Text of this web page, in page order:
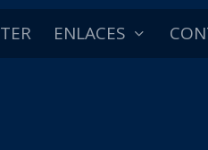
ENLACES